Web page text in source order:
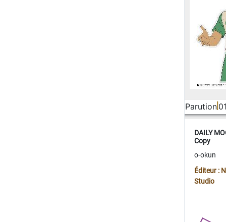
Parution
DAILY
Copy
o-okun
Éditeur :
Studio